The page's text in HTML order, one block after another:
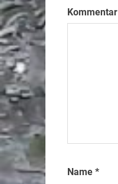
Kommentar
Name *